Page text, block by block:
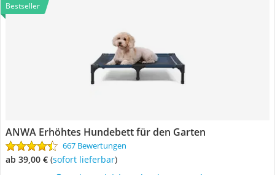
Bestseller
ANWA Erhöhtes Hundebett für den Garten
667 Bewertungen
ab 39,00 € ( Sofort lieferbar)